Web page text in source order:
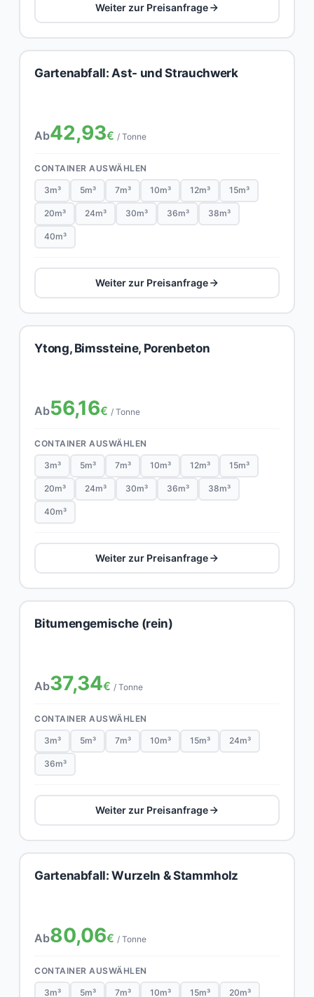
Weiter zur Preisanfrage
Gartenabfall: Ast- und Strauchwerk
Ab42,93€ / Tonne
CONTAINER AUSWÄHLEN
3m³ 5m³ 7m³ 10m³ 12m³ 15m³
20m³ 24m³ 30m³ 36m³ 38m³
40m³
Weiter zur Preisanfrage
Ytong, Bimssteine, Porenbeton
Ab56,16€ / Tonne
CONTAINER AUSWÄHLEN
3m³ 5m³ 7m³ 10m³ 12m³ 15m³
20m³ 24m³ 30m³ 36m³ 38m³
40m³
Weiter zur Preisanfrage
Bitumengemische (rein)
Ab37,34€ / Tonne
CONTAINER AUSWÄHLEN
3m³ 5m³ 7m³ 10m³ 15m³ 24m³
36m³
Weiter zur Preisanfrage
Gartenabfall: Wurzeln & Stammholz
Ab80,06€ / Tonne
CONTAINER AUSWÄHLEN
3m³ 5m³ 7m³ 10m³ 15m³ 20m³